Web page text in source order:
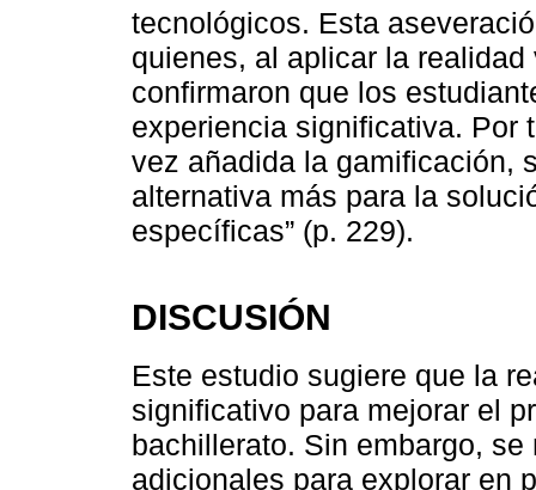
tecnológicos. Esta
quienes, al aplicar la
confirmaron que los
experiencia significativa. Por
vez añadida la gamificación,
alternativa más para la
específicas” (p. 229).
DISCUSIÓN
Este estudio sugiere que la
significativo para mejorar el
bachillerato. Sin embargo,
adicionales para explorar en